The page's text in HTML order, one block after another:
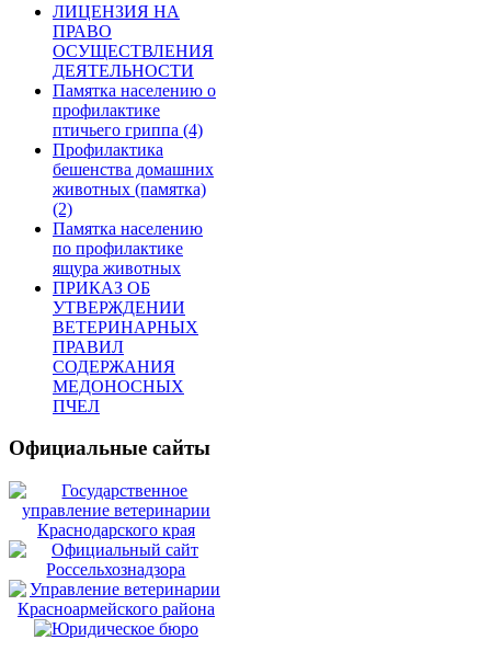
ЛИЦЕНЗИЯ НА
ПРАВО
ОСУЩЕСТВЛЕНИЯ
ДЕЯТЕЛЬНОСТИ
Памятка населению о
профилактике
птичьего гриппа (4)
Профилактика
бешенства домашних
животных (памятка)
(2)
Памятка населению
по профилактике
ящура животных
ПРИКАЗ ОБ
УТВЕРЖДЕНИИ
ВЕТЕРИНАРНЫХ
ПРАВИЛ
СОДЕРЖАНИЯ
МЕДОНОСНЫХ
ПЧЕЛ
Официальные сайты